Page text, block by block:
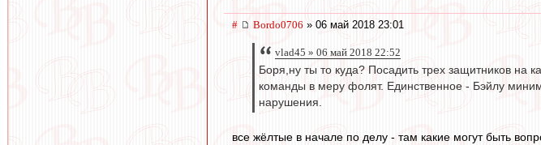
# Bordo0706 » 06 май 2018 23:01
vlad45 » 06 май 2018 22:52
Боря,ну ты то куда? Посадить трех защитников на
команды в меру фолят. Единственное - Бэйлу
нарушения.
все жёлтые в начале по делу - там какие могут быть